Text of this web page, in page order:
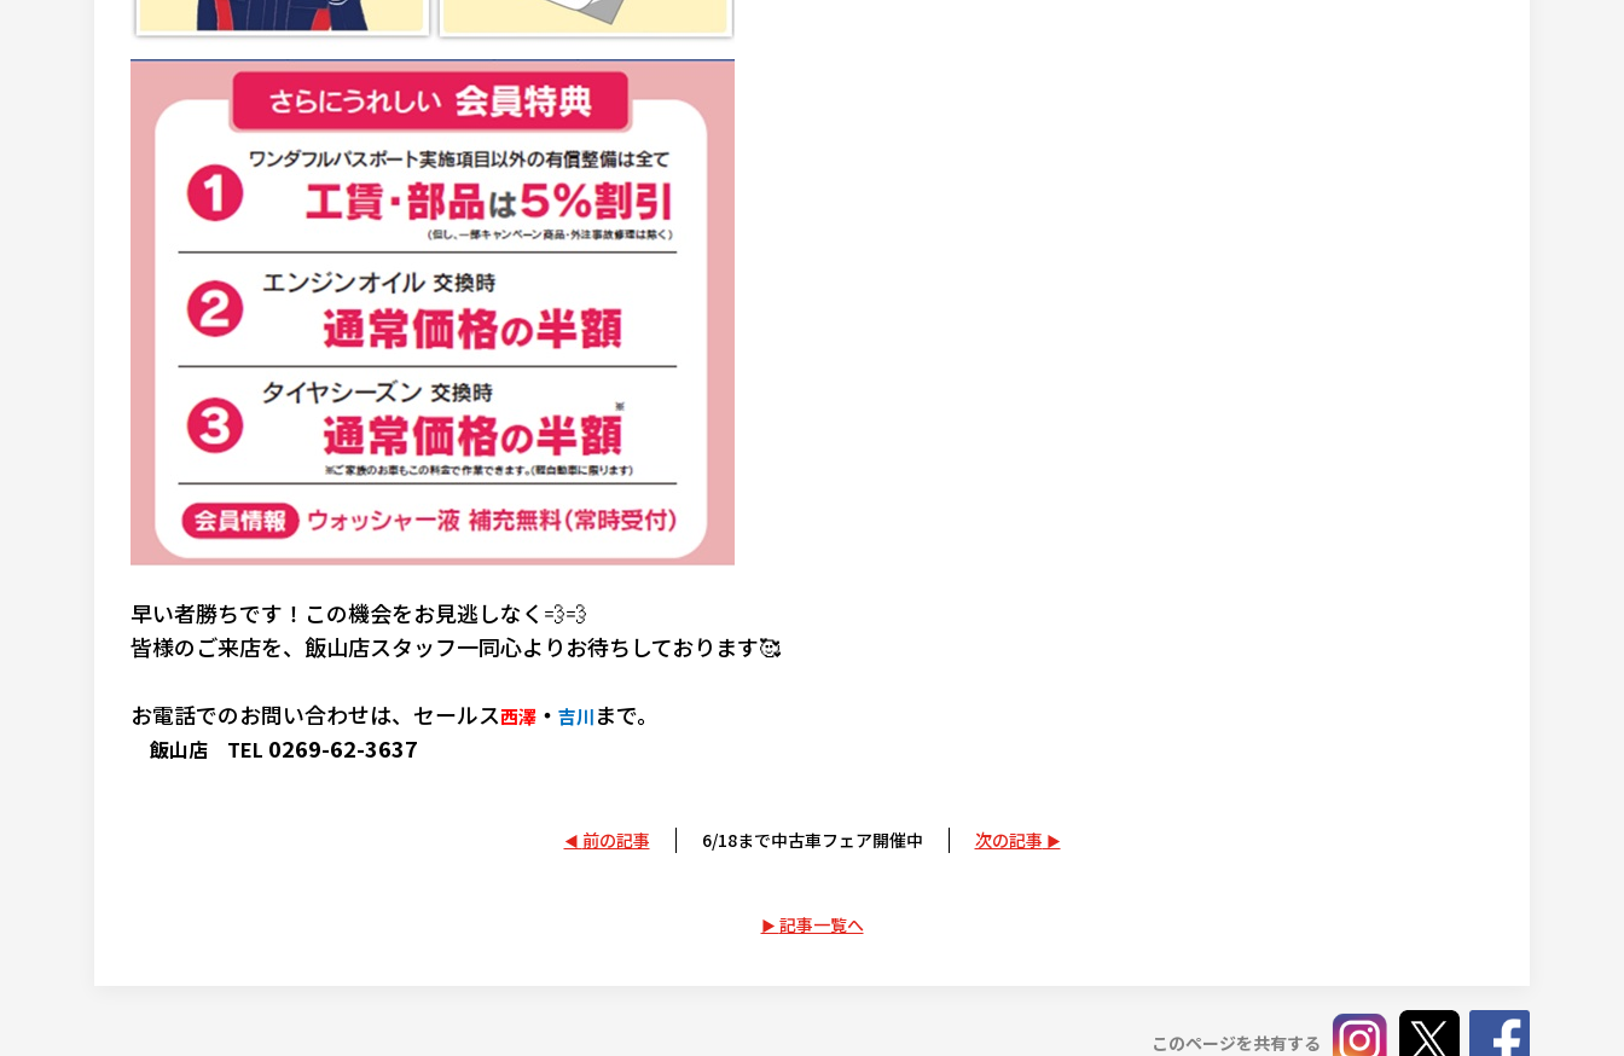
早い者勝ちです！この機会をお見逃しなく💨💨
皆様のご来店を、飯山店スタッフ一同心よりお待ちしております🥰
お電話でのお問い合わせは、セールス西澤 ・ 吉川まで。
飯山店 TEL 0269-62-3637
前の記事 6/18まで中古車フェア開催中 次の記事
記事一覧へ
このページを共有する